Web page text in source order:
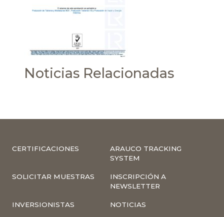
Noticias Relacionadas
CERTIFICACIONES
ARAUCO TRACKING
SYSTEM
SOLICITAR MUESTRAS
INSCRIPCIÓN A
NEWSLETTER
INVERSIONISTAS NOTICIAS